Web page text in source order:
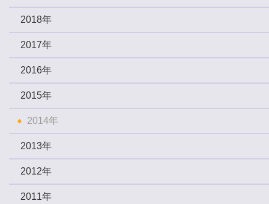
2018年
2017年
2016年
2015年
2014年
2013年
2012年
2011年